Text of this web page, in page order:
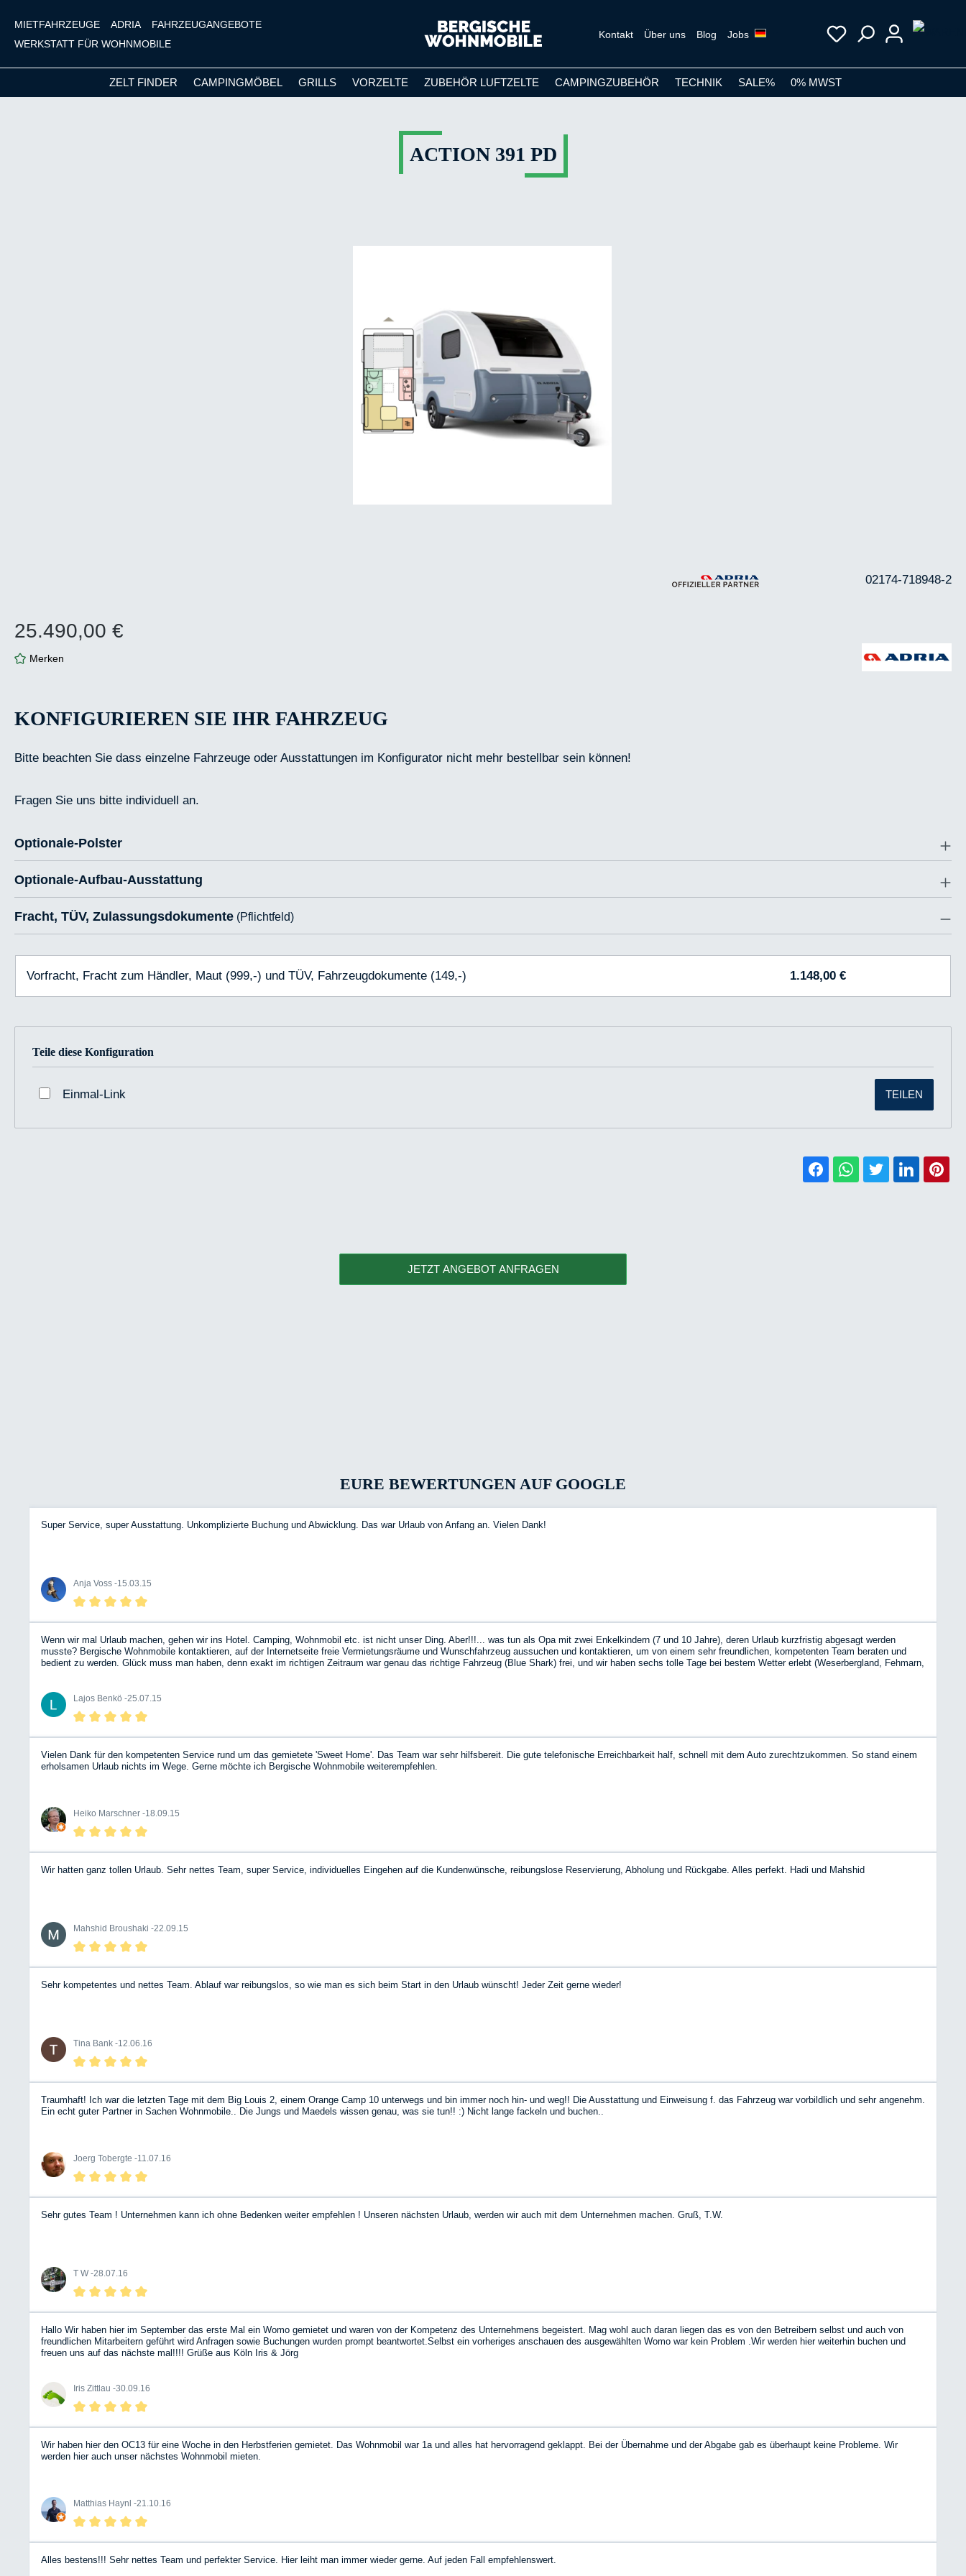
MIETFAHRZEUGE ADRIA
FAHRZEUGANGEBOTE
WERKSTATT FÜR WOHNMOBILE
Kontakt Über uns Blog Jobs
ZELT FINDER CAMPINGMÖBEL GRILLS VORZELTE ZUBEHÖR LUFTZELTE CAMPINGZUBEHÖR TECHNIK SALE% 0% MWST
ACTION 391 PD
02174-718948-2
Regulärer Preis:
25.490,00 €
Merken
KONFIGURIEREN SIE IHR FAHRZEUG
Bitte beachten Sie dass einzelne Fahrzeuge oder Ausstattungen im Konfigurator nicht mehr bestellbar sein können!
Fragen Sie uns bitte individuell an.
Optionale-Polster
Optionale-Aufbau-Ausstattung
Fracht, TÜV, Zulassungsdokumente (Pflichtfeld)
Vorfracht, Fracht zum Händler, Maut (999,-) und TÜV, Fahrzeugdokumente (149,-) 1.148,00 €
Teile diese Konfiguration
Einmal-Link TEILEN
JETZT ANGEBOT ANFRAGEN
EURE BEWERTUNGEN AUF GOOGLE
Super Service, super Ausstattung. Unkomplizierte Buchung und Abwicklung. Das war Urlaub von Anfang an. Vielen Dank!
Anja Voss -15.03.15
Wenn wir mal Urlaub machen, gehen wir ins Hotel. Camping, Wohnmobil etc. ist nicht unser Ding. Aber!!!... was tun als Opa mit zwei Enkelkindern (7 und 10 Jahre), deren Urlaub kurzfristig abgesagt werden
musste? Bergische Wohnmobile kontaktieren, auf der Internetseite freie Vermietungsräume und Wunschfahrzeug aussuchen und kontaktieren, um von einem sehr freundlichen, kompetenten Team beraten und
bedient zu werden. Glück muss man haben, denn exakt im richtigen Zeitraum war genau das richtige Fahrzeug (Blue Shark) frei, und wir haben sechs tolle Tage bei bestem Wetter erlebt (Weserbergland, Fehmarn,
Lajos Benkö -25.07.15
Vielen Dank für den kompetenten Service rund um das gemietete 'Sweet Home'. Das Team war sehr hilfsbereit. Die gute telefonische Erreichbarkeit half, schnell mit dem Auto zurechtzukommen. So stand einem
erholsamen Urlaub nichts im Wege. Gerne möchte ich Bergische Wohnmobile weiterempfehlen.
Heiko Marschner -18.09.15
Wir hatten ganz tollen Urlaub. Sehr nettes Team, super Service, individuelles Eingehen auf die Kundenwünsche, reibungslose Reservierung, Abholung und Rückgabe. Alles perfekt. Hadi und Mahshid
Mahshid Broushaki -22.09.15
Sehr kompetentes und nettes Team. Ablauf war reibungslos, so wie man es sich beim Start in den Urlaub wünscht! Jeder Zeit gerne wieder!
Tina Bank -12.06.16
Traumhaft! Ich war die letzten Tage mit dem Big Louis 2, einem Orange Camp 10 unterwegs und bin immer noch hin- und weg!! Die Ausstattung und Einweisung f. das Fahrzeug war vorbildlich und sehr angenehm.
Ein echt guter Partner in Sachen Wohnmobile.. Die Jungs und Maedels wissen genau, was sie tun!! :) Nicht lange fackeln und buchen..
Joerg Tobergte -11.07.16
Sehr gutes Team ! Unternehmen kann ich ohne Bedenken weiter empfehlen ! Unseren nächsten Urlaub, werden wir auch mit dem Unternehmen machen. Gruß, T.W.
T W -28.07.16
Hallo Wir haben hier im September das erste Mal ein Womo gemietet und waren von der Kompetenz des Unternehmens begeistert. Mag wohl auch daran liegen das es von den Betreibern selbst und auch von
freundlichen Mitarbeitern geführt wird Anfragen sowie Buchungen wurden prompt beantwortet.Selbst ein vorheriges anschauen des ausgewählten Womo war kein Problem .Wir werden hier weiterhin buchen und
freuen uns auf das nächste mal!!!! Grüße aus Köln Iris & Jörg
Iris Zittlau -30.09.16
Wir haben hier den OC13 für eine Woche in den Herbstferien gemietet. Das Wohnmobil war 1a und alles hat hervorragend geklappt. Bei der Übernahme und der Abgabe gab es überhaupt keine Probleme. Wir
werden hier auch unser nächstes Wohnmobil mieten.
Matthias Haynl -21.10.16
Alles bestens!!! Sehr nettes Team und perfekter Service. Hier leiht man immer wieder gerne. Auf jeden Fall empfehlenswert.